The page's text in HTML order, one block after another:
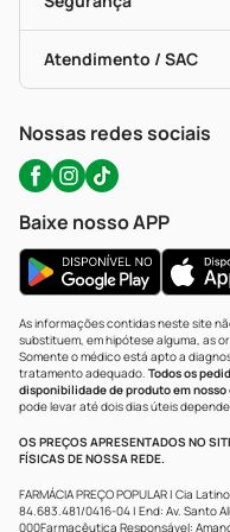
Troca E Devolução
Bulas De A A Z
Políticas De Marketplace
Testes Rápidos
Autoteste Covid-19
Certificado De
Portal Da Privacidade
Atendimento / SAC
WhatsApp (47) 9202-
Nossas redes sociais
Baixe nosso APP
As informações contidas neste site
substituem, em hipótese alguma, as
Somente o médico está apto a
tratamento adequado. Todos os
disponibilidade de produto em nosso
pode levar até dois dias úteis
OS PREÇOS APRESENTADOS NO
FÍSICAS DE NOSSA REDE.
FARMÁCIA PREÇO POPULAR | Cia
84.683.481/0416-04 | End: Av. Santo
000Farmacêutica Responsável: